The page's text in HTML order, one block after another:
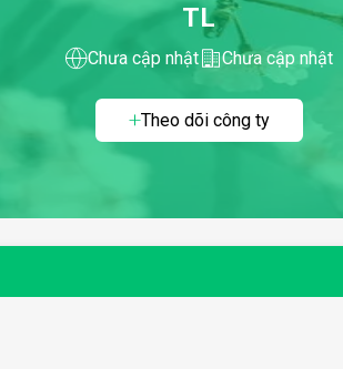
TL
Chưa cập nhật Chưa cập nhật
Theo dõi công ty